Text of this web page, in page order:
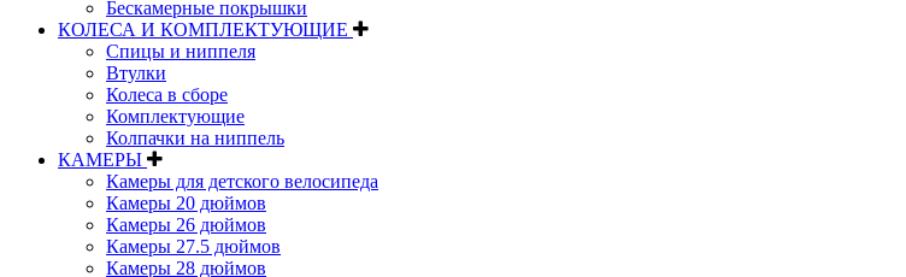
Бескамерные покрышки
КОЛЕСА И КОМПЛЕКТУЮЩИЕ
Спицы и ниппеля
Втулки
Колеса в сборе
Комплектующие
Колпачки на ниппель
КАМЕРЫ
Камеры для детского велосипеда
Камеры 20 дюймов
Камеры 26 дюймов
Камеры 27.5 дюймов
Камеры 28 дюймов